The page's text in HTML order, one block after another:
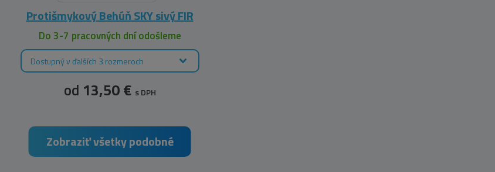
Protišmykový Behúň SKY sivý FIR
Do 3-7 pracovných dní odošleme
Dostupný v ďalších 3 rozmeroch
od 13,50 € s DPH
Zobraziť všetky podobné